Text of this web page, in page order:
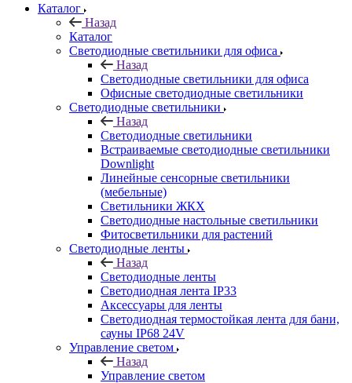
Каталог
Назад
Каталог
Светодиодные светильники для офиса
Назад
Светодиодные светильники для офиса
Офисные светодиодные светильники
Светодиодные светильники
Назад
Светодиодные светильники
Встраиваемые светодиодные светильники
Downlight
Линейные сенсорные светильники
(мебельные)
Светильники ЖКХ
Светодиодные настольные светильники
Фитосветильники для растений
Светодиодные ленты
Назад
Светодиодные ленты
Светодиодная лента IP33
Аксессуары для ленты
Светодиодная термостойкая лента для бани,
сауны IP68 24V
Управление светом
Назад
Управление светом